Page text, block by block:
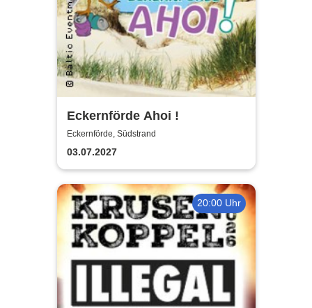
Eckernförde Ahoi !
Eckernförde, Südstrand
03.07.2027
20:00 Uhr